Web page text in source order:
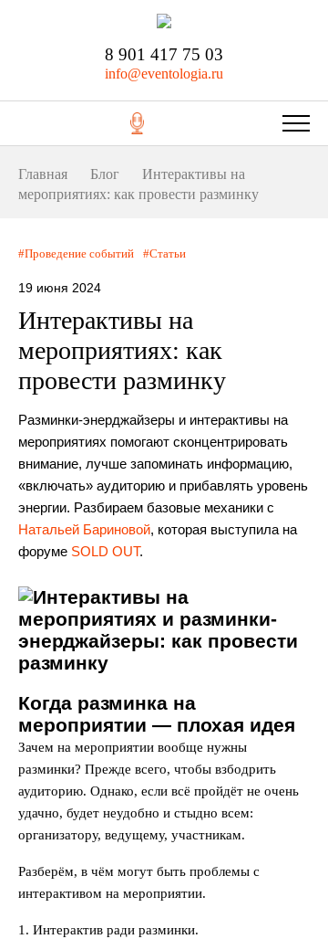
8 901 417 75 03
info@eventologia.ru
Главная Блог
Интерактивы на
мероприятиях: как провести разминку
Проведение событий Статьи
19 июня 2024
Интерактивы на
мероприятиях: как
провести разминку
Разминки-энерджайзеры и интерактивы на
мероприятиях помогают сконцентрировать
внимание, лучше запоминать информацию,
«включать» аудиторию и прибавлять уровень
энергии. Разбираем базовые механики с
Натальей Бариновой, которая выступила на
форуме SOLD OUT.
Когда разминка на
мероприятии — плохая идея
Зачем на мероприятии вообще нужны
разминки? Прежде всего, чтобы взбодрить
аудиторию. Однако, если всё пройдёт не очень
удачно, будет неудобно и стыдно всем:
организатору, ведущему, участникам.
Разберём, в чём могут быть проблемы с
интерактивом на мероприятии.
1. Интерактив ради разминки.